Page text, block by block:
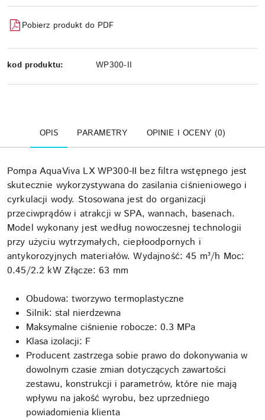
Pobierz produkt do PDF
kod produktu: WP300-II
OPIS PARAMETRY OPINIE I OCENY (0)
Pompa AquaViva LX WP300-II bez filtra wstępnego jest
skutecznie wykorzystywana do zasilania ciśnieniowego i
cyrkulacji wody. Stosowana jest do organizacji
przeciwprądów i atrakcji w SPA, wannach, basenach.
Model wykonany jest według nowoczesnej technologii
przy użyciu wytrzymałych, ciepłoodpornych i
antykorozyjnych materiałów. Wydajność: 45 m³/h Moc:
0.45/2.2 kW Złącze: 63 mm
Obudowa: tworzywo termoplastyczne
Silnik: stal nierdzewna
Maksymalne ciśnienie robocze: 0.3 MPa
Klasa izolacji: F
Producent zastrzega sobie prawo do dokonywania w
dowolnym czasie zmian dotyczących zawartości
zestawu, konstrukcji i parametrów, które nie mają
wpływu na jakość wyrobu, bez uprzedniego
powiadomienia klienta